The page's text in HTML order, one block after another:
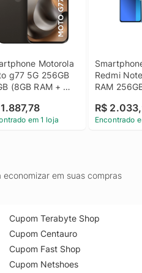
Motorola
g77 5G 256GB
(8GB RAM +
108MP Ultra-
tela 1.5K em 1 loja
Redmi
RAM
16MP/
FHD - Azul
R$
Encontrado
em suas compras
Cupom Terabyte Shop
Cupom Centauro
Cupom Fast Shop
Cupom Netshoes